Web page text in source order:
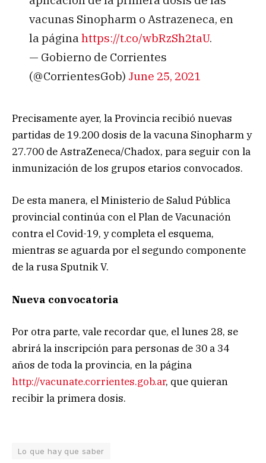
vacunas Sinopharm o Astrazeneca, en
la página https://t.co/wbRzSh2taU.
— Gobierno de Corrientes
(@CorrientesGob) June 25, 2021
Precisamente ayer, la Provincia recibió nuevas
partidas de 19.200 dosis de la vacuna Sinopharm y
27.700 de AstraZeneca/Chadox, para seguir con la
inmunización de los grupos etarios convocados.
De esta manera, el Ministerio de Salud Pública
provincial continúa con el Plan de Vacunación
contra el Covid-19, y completa el esquema,
mientras se aguarda por el segundo componente
de la rusa Sputnik V.
Nueva convocatoria
Por otra parte, vale recordar que, el lunes 28, se
abrirá la inscripción para personas de 30 a 34
años de toda la provincia, en la página
http://vacunate.corrientes.gob.ar, que quieran
recibir la primera dosis.
Lo que hay que saber